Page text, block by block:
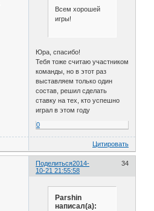
Всем хорошей
игры!
Юра, спасибо!
Тебя тоже считаю участником
команды, но в этот раз
выставляем только один
состав, решил сделать
ставку на тех, кто успешно
играл в этом году
0
Цитировать
Поделиться 34
2014-
10-21 21:55:58
Parshin
написал(а):